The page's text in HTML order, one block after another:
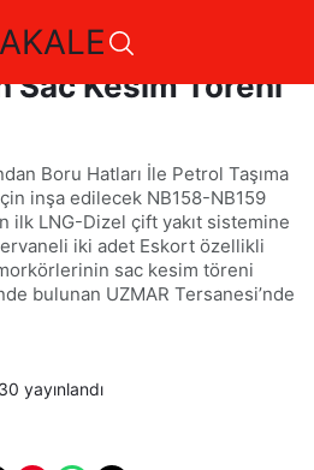
Edilecek
Sac Kesim Töreni
Boru Hatları İle Petrol Taşıma
inşa edilecek NB158-NB159
ilk LNG-Dizel çift yakıt sistemine
iki adet Eskort özellikli
sac kesim töreni
bulunan UZMAR Tersanesi’nde
yayınlandı